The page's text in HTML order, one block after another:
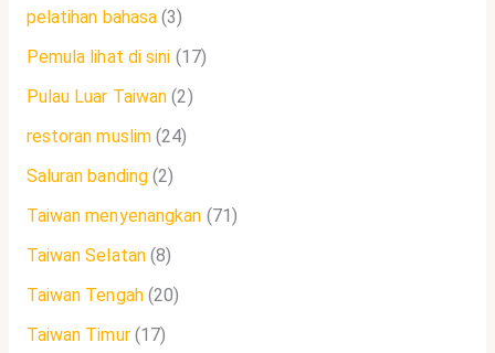
pelatihan bahasa (3)
Pemula lihat di sini (17)
Pulau Luar Taiwan (2)
restoran muslim (24)
Saluran banding (2)
Taiwan menyenangkan (71)
Taiwan Selatan(8)
Taiwan Tengah(20)
Taiwan Timur(17)